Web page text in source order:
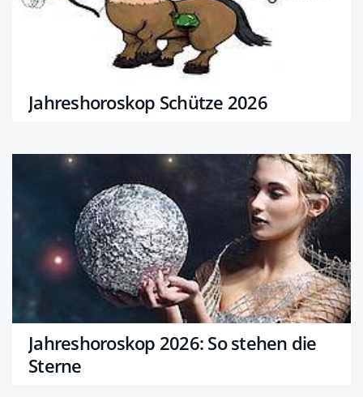
Jahreshoroskop Schütze 2026
Jahreshoroskop 2026: So stehen die
Sterne